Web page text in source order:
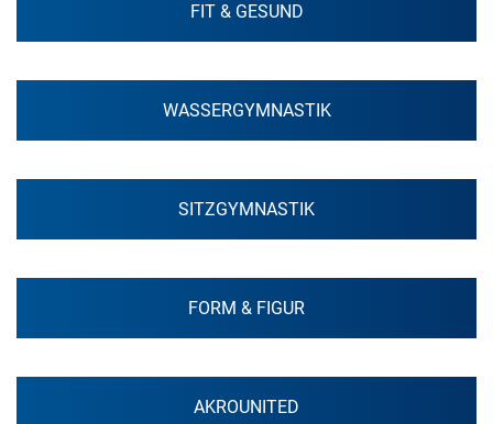
FIT & GESUND
WASSERGYMNASTIK
SITZGYMNASTIK
FORM & FIGUR
AKROUNITED